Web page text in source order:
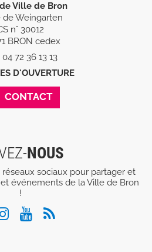
Ville de Bron
de Weingarten
n° 30012
BRON cedex
04 72 36 13 13
D'OUVERTURE
CONTACT
NOUS
sociaux pour partager et
événements de la Ville de Bron
!